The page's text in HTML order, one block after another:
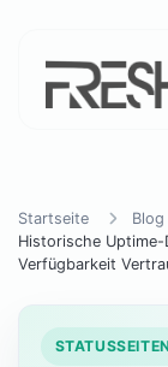
Startseite Blog
Historische Uptime-
Verfügbarkeit